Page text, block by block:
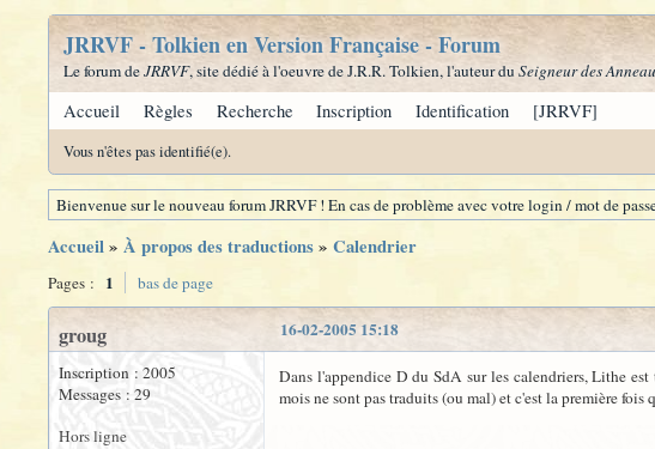
JRRVF - Tolkien en Version Française - Forum
Le forum deJRRVF, site dédié à l'oeuvre de J.R.R. Tolkien, l'auteur du Seigneur des
Accueil Règles Recherche Inscription Identification [JRRVF]
Vous n'êtes pas identifié(e).
Bienvenue sur le nouveau forum JRRVF ! En cas de problème avec votre login / mot de
Accueil» À propos des traductions» Calendrier
Pages : 1 bas de page
16-02-2005 15:18
groug
Inscription : 2005
Messages : 29
Dans l'appendice D du SdA sur les calendriers, Lithe
mois ne sont pas traduits (ou mal) et c'est la première fois
Hors ligne